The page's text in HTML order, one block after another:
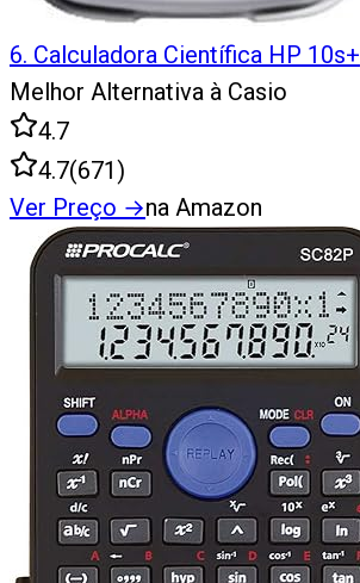
6. Calculadora Científica HP 10s+
Melhor Alternativa à Casio
4.7
4.7(671)
Ver Preço →na Amazon